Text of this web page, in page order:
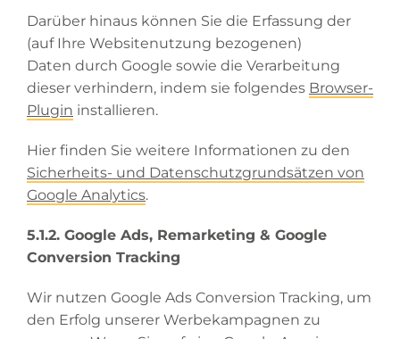
Darüber hinaus können Sie die Erfassung der
(auf Ihre Websitenutzung bezogenen)
Daten durch Google sowie die Verarbeitung
dieser verhindern, indem sie folgendes Browser-
Plugin installieren.
Hier finden Sie weitere Informationen zu den
Sicherheits- und Datenschutzgrundsätzen von
Google Analytics.
5.1.2. Google Ads, Remarketing & Google
Conversion Tracking
Wir nutzen Google Ads Conversion Tracking, um
den Erfolg unserer Werbekampagnen zu